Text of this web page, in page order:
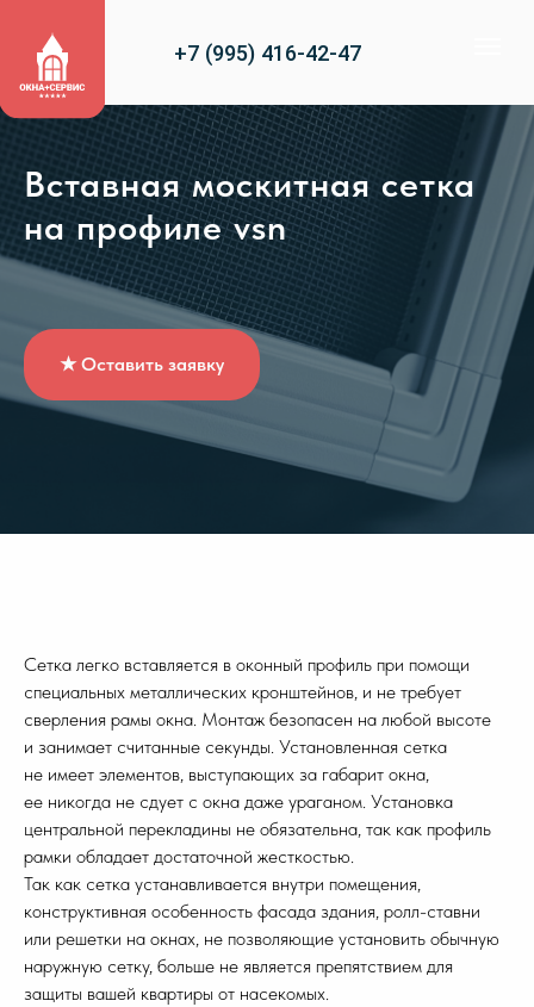
Вставная москитная сетка
на профиле vsn
★ Оставить заявку
Сетка легко вставляется в оконный профиль при помощи
специальных металлических кронштейнов, и не требует
сверления рамы окна. Монтаж безопасен на любой высоте
и занимает считанные секунды. Установленная сетка
не имеет элементов, выступающих за габарит окна,
ее никогда не сдует с окна даже ураганом. Установка
центральной перекладины не обязательна, так как профиль
рамки обладает достаточной жесткостью.
Так как сетка устанавливается внутри помещения,
конструктивная особенность фасада здания, ролл-ставни
или решетки на окнах, не позволяющие установить обычную
наружную сетку, больше не является препятствием для
защиты вашей квартиры от насекомых.